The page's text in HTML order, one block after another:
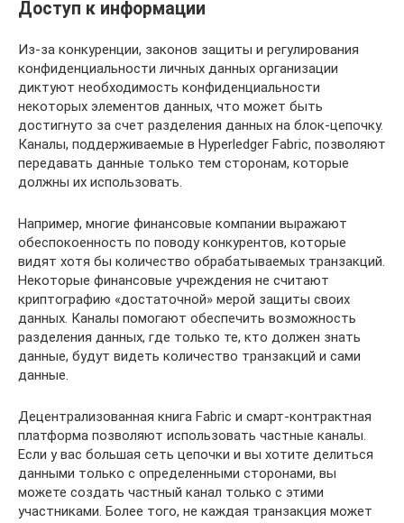
Доступ к информации
Из-за конкуренции, законов защиты и регулирования
конфиденциальности личных данных организации
диктуют необходимость конфиденциальности
некоторых элементов данных, что может быть
достигнуто за счет разделения данных на блок-цепочку.
Каналы, поддерживаемые в Hyperledger Fabric, позволяют
передавать данные только тем сторонам, которые
должны их использовать.
Например, многие финансовые компании выражают
обеспокоенность по поводу конкурентов, которые
видят хотя бы количество обрабатываемых транзакций.
Некоторые финансовые учреждения не считают
криптографию «достаточной» мерой защиты своих
данных. Каналы помогают обеспечить возможность
разделения данных, где только те, кто должен знать
данные, будут видеть количество транзакций и сами
данные.
Децентрализованная книга Fabric и смарт-контрактная
платформа позволяют использовать частные каналы.
Если у вас большая сеть цепочки и вы хотите делиться
данными только с определенными сторонами, вы
можете создать частный канал только с этими
участниками. Более того, не каждая транзакция может